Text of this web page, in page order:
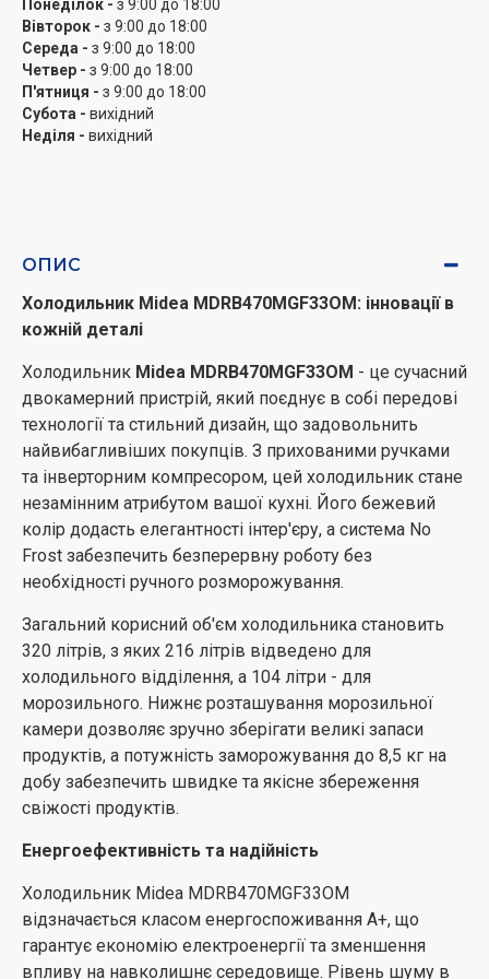
особливо важливо для комфортного перебування у
кухні. Освітлення LED створює яскраве та рівномірне
освітлення внутрішнього простору, що спрощує
пошук необхідних продуктів.
Кліматичний клас N-ST забезпечує оптимальну
годин, що гарантує збереження свіжості навіть у
Технологічні можливості та внутрішнє оснащення
Холодильник Midea MDRB470MGF33OM оснащений
різноманітними технічними особливостями, такими як
зона свіжості, функція швидкого заморожування,
режим "Відпустка", перевішувані дверцята та
дисплей з оповіщенням про незакриті дверцята.
Незалежне регулювання температури в камерах
дозволяє налаштовувати оптимальні умови для
зберігання різних видів продуктів.
полки зі скла, три кишені на дверях холодильної
камери, ящик для овочів і фруктів, а також три
відділення в морозильній камері. Кількість дверних
кошиків морозильної камери становить один, що
забезпечує зручність розміщення продуктів. Габарити
холодильника без упаковки складають 186 см у
висоту, 59,5 см у ширину, та 66 см у глибину, що
дозволяє легко інтегрувати його в будь-який інтер'єр
становить 36 місяців, що підтверджує його надійність
та якість. Цей пристрій стане відмінним вибором для
тих, хто цінує сучасні технології, стильний дизайн та
Понеділок - з 9:00 до 18:00
Вівторок - з 9:00 до 18:00
Середа - з 9:00 до 18:00
Четвер - з 9:00 до 18:00
П'ятниця - з 9:00 до 18:00
Субота - вихідний
Неділя - вихідний
ОПИС
Холодильник Midea MDRB470MGF33OM: інновації в
кожній деталі
Холодильник Midea MDRB470MGF33OM - це сучасний
двокамерний пристрій, який поєднує в собі передові
технології та стильний дизайн, що задовольнить
найвибагливіших покупців. З прихованими ручками
та інверторним компресором, цей холодильник стане
незамінним атрибутом вашої кухні. Його бежевий
колір додасть елегантності інтер'єру, а система No
Frost забезпечить безперервну роботу без
необхідності ручного розморожування.
Загальний корисний об'єм холодильника становить
320 літрів, з яких 216 літрів відведено для
холодильного відділення, а 104 літри - для
морозильного. Нижнє розташування морозильної
камери дозволяє зручно зберігати великі запаси
продуктів, а потужність заморожування до 8,5 кг на
добу забезпечить швидке та якісне збереження
свіжості продуктів.
Енергоефективність та надійність
Холодильник Midea MDRB470MGF33OM
відзначається класом енергоспоживання A+, що
гарантує економію електроенергії та зменшення
впливу на навколишнє середовище. Рівень шуму в